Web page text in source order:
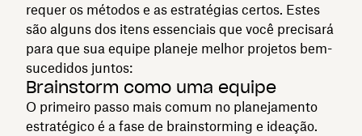
requer os métodos e as estratégias certos. Estes
são alguns dos itens essenciais que você precisará
para que sua equipe planeje melhor projetos bem-
sucedidos juntos:
Brainstorm como uma equipe
O primeiro passo mais comum no planejamento
estratégico é a fase de brainstorming e ideação.